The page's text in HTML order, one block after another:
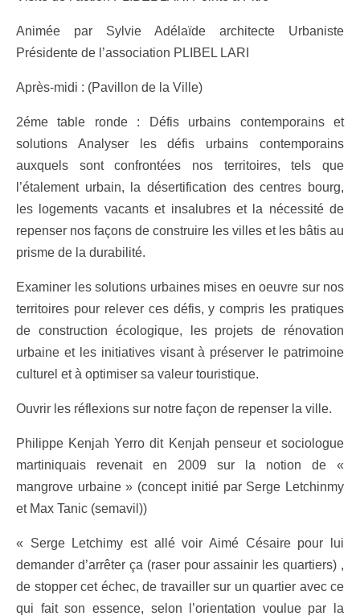
Animée par Sylvie Adélaïde architecte Urbaniste
Présidente de l’association PLIBEL LARI
Après-midi : (Pavillon de la Ville)
2éme table ronde : Défis urbains contemporains et
solutions Analyser les défis urbains contemporains
auxquels sont confrontées nos territoires, tels que
l’étalement urbain, la désertification des centres bourg,
les logements vacants et insalubres et la nécessité de
repenser nos façons de construire les villes et les bâtis au
prisme de la durabilité.
Examiner les solutions urbaines mises en oeuvre sur nos
territoires pour relever ces défis, y compris les pratiques
de construction écologique, les projets de rénovation
urbaine et les initiatives visant à préserver le patrimoine
culturel et à optimiser sa valeur touristique.
Ouvrir les réflexions sur notre façon de repenser la ville.
Philippe Kenjah Yerro dit Kenjah penseur et sociologue
martiniquais revenait en 2009 sur la notion de «
mangrove urbaine » (concept initié par Serge Letchinmy
et Max Tanic (semavil))
« Serge Letchimy est allé voir Aimé Césaire pour lui
demander d’arrêter ça (raser pour assainir les quartiers) ,
de stopper cet échec, de travailler sur un quartier avec ce
qui fait son essence, selon l’orientation voulue par la